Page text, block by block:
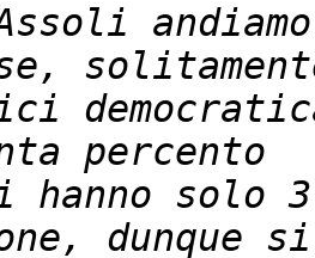
hanno solo